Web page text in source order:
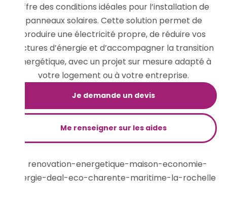
offre des conditions idéales pour l’installation de
panneaux solaires. Cette solution permet de
produire une électricité propre, de réduire vos
factures d’énergie et d’accompagner la transition
énergétique, avec un projet sur mesure adapté à
votre logement ou à votre entreprise.
Je demande un devis
Me renseigner sur les aides